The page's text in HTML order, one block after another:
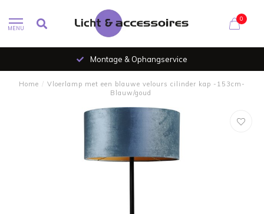
MENU
0
Montage & Ophangservice
Home / Vloerlamp met een blauwe velours cilinder kap -153cm-
Blauw/goud